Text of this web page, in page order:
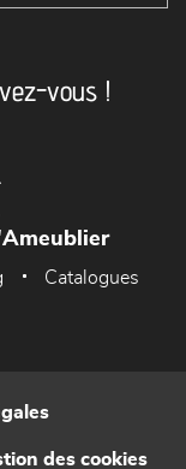
vous !
Catalogues
des cookies